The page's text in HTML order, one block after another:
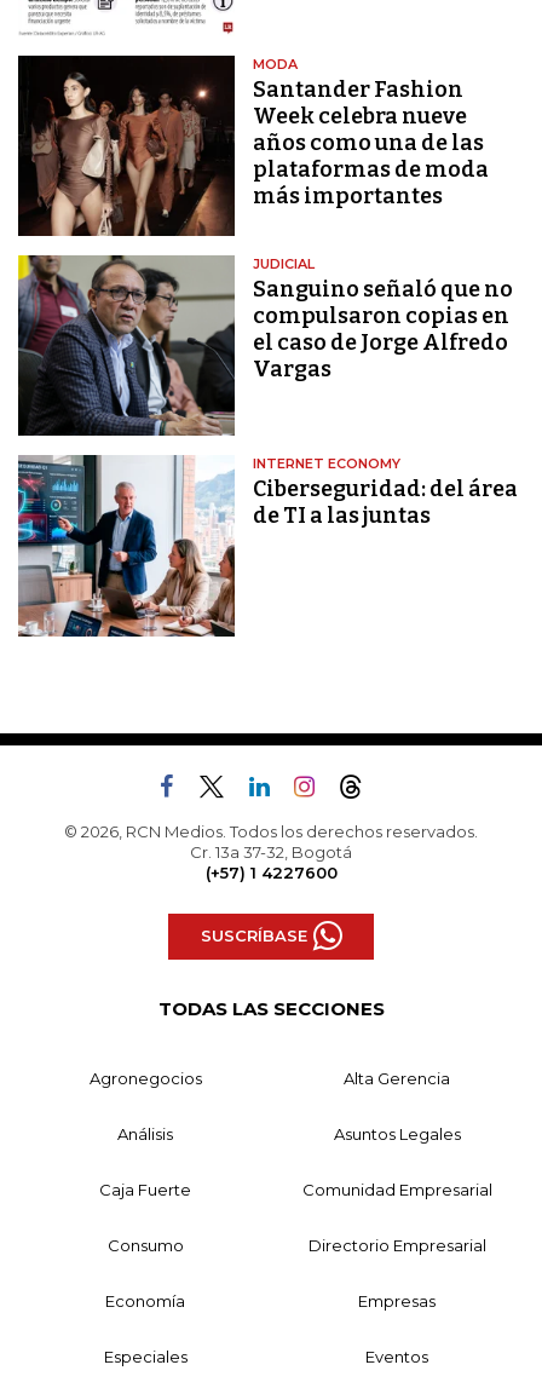
MODA
Santander Fashion
Week celebra nueve
años como una de las
plataformas de moda
más importantes
JUDICIAL
Sanguino señaló que no
compulsaron copias en
el caso de Jorge Alfredo
Vargas
INTERNET ECONOMY
Ciberseguridad: del área
de TI a las juntas
© 2026, RCN Medios. Todos los derechos reservados.
Cr. 13a 37-32, Bogotá
(+57) 1 4227600
SUSCRÍBASE
TODAS LAS SECCIONES
Agronegocios Alta Gerencia
Análisis Asuntos Legales
Caja Fuerte Comunidad Empresarial
Consumo Directorio Empresarial
Economía Empresas
Especiales Eventos